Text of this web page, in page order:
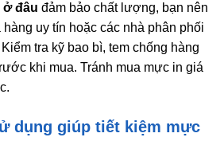
ở đâu đảm bảo chất lượng, bạn nên
uy tín hoặc các nhà phân phối
tra kỹ bao bì, tem chống hàng
khi mua. Tránh mua mực in giá
dụng giúp tiết kiệm mực